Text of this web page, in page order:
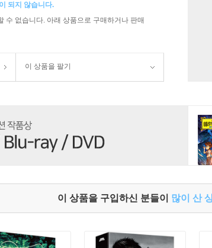
되지 않습니다.
수 없습니다. 아래 상품으로 구매하거나 판매
이 상품을 팔기
이 상품을 구입하신 분들이 많이 산